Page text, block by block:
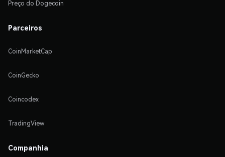
Preço do Dogecoin
Parceiros
CoinMarketCap
CoinGecko
Coincodex
TradingView
Companhia